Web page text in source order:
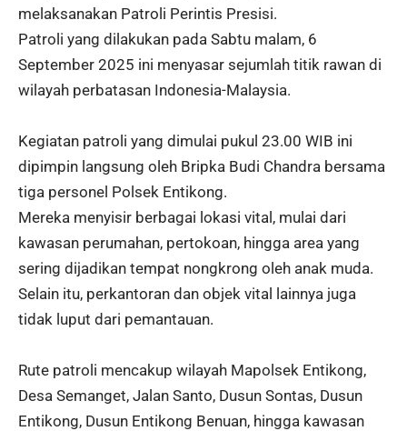
melaksanakan Patroli Perintis Presisi.
Patroli yang dilakukan pada Sabtu malam, 6
September 2025 ini menyasar sejumlah titik rawan di
wilayah perbatasan Indonesia-Malaysia.
Kegiatan patroli yang dimulai pukul 23.00 WIB ini
dipimpin langsung oleh Bripka Budi Chandra bersama
tiga personel Polsek Entikong.
Mereka menyisir berbagai lokasi vital, mulai dari
kawasan perumahan, pertokoan, hingga area yang
sering dijadikan tempat nongkrong oleh anak muda.
Selain itu, perkantoran dan objek vital lainnya juga
tidak luput dari pemantauan.
Rute patroli mencakup wilayah Mapolsek Entikong,
Desa Semanget, Jalan Santo, Dusun Sontas, Dusun
Entikong, Dusun Entikong Benuan, hingga kawasan